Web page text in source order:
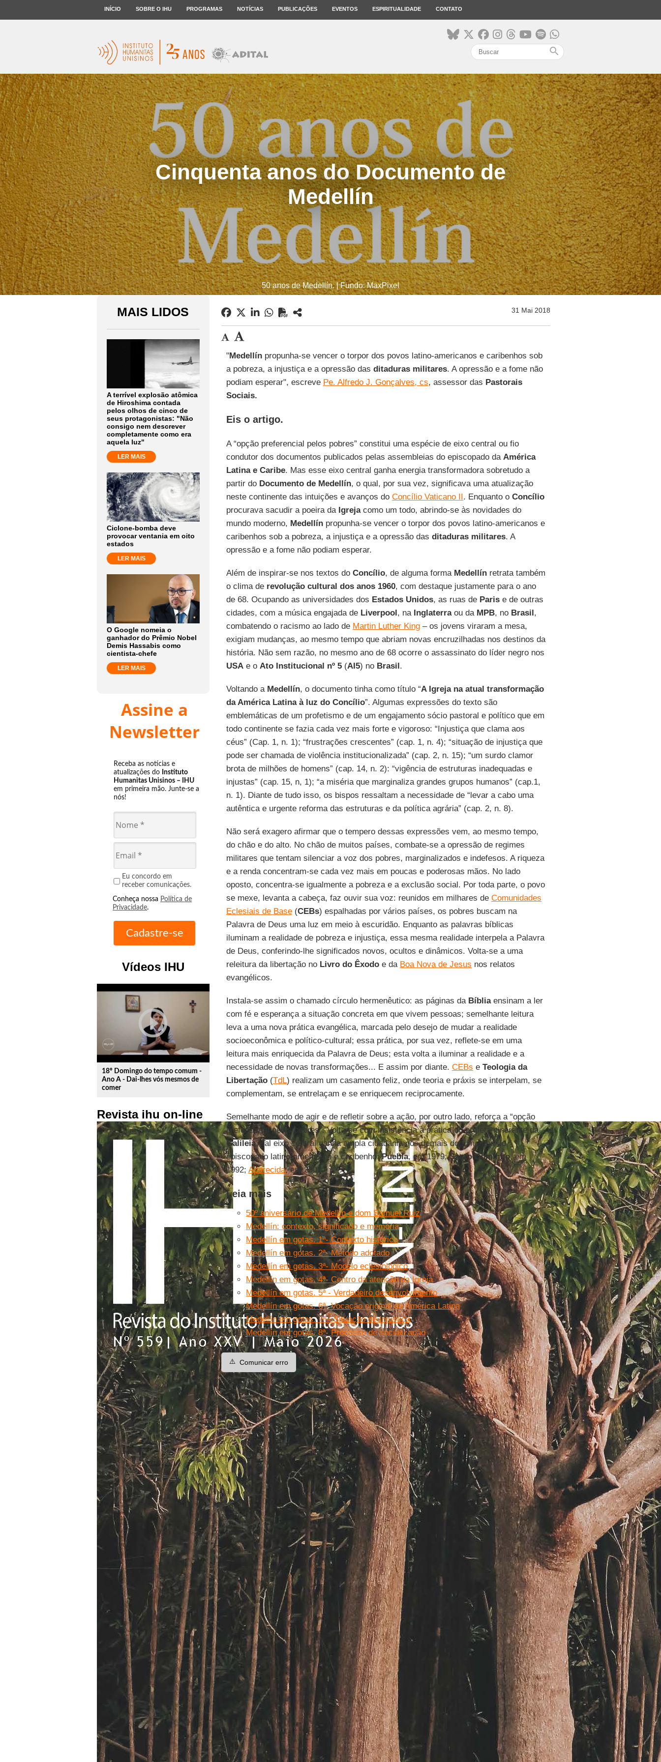
INÍCIO SOBRE O IHU PROGRAMAS NOTÍCIAS PUBLICAÇÕES EVENTOS ESPIRITUALIDADE CONTATO
search
Cinquenta anos do Documento de
Medellín
50 anos de Medellín. | Fundo: MaxPixel
MAIS LIDOS
A terrível explosão atômica
de Hiroshima contada
pelos olhos de cinco de
seus protagonistas: "Não
consigo nem descrever
completamente como era
aquela luz"
LER MAIS
Ciclone-bomba deve
provocar ventania em oito
estados
LER MAIS
O Google nomeia o
ganhador do Prêmio Nobel
Demis Hassabis como
cientista-chefe
LER MAIS
Assine a
Newsletter
Receba as notícias e
atualizações do Instituto
Humanitas Unisinos – IHU
em primeira mão. Junte-se a
nós!
Eu concordo em
receber comunicações.
Conheça nossa Política de
Privacidade.
Vídeos IHU
play_circle_outline
18º Domingo do tempo comum -
Ano A - Dai-lhes vós mesmos de
comer
Revista ihu on-line
31 Mai 2018
"Medellínpropunha-se vencer o torpor dos povos latino-americanos e caribenhos sob
a pobreza, a injustiça e a opressão das ditaduras militares. A opressão e a fome não
podiam esperar", escreve Pe. Alfredo J. Gonçalves, cs, assessor das Pastorais
Sociais.
Eis o artigo.
A “opção preferencial pelos pobres” constitui uma espécie de eixo central ou fio
condutor dos documentos publicados pelas assembleias do episcopado da América
Latina e Caribe. Mas esse eixo central ganha energia transformadora sobretudo a
partir do Documento de Medellín, o qual, por sua vez, significava uma atualização
neste continente das intuições e avanços do Concílio Vaticano II. Enquanto o Concílio
procurava sacudir a poeira da Igrejacomo um todo, abrindo-se às novidades do
mundo moderno, Medellínpropunha-se vencer o torpor dos povos latino-americanos e
caribenhos sob a pobreza, a injustiça e a opressão das ditaduras militares. A
opressão e a fome não podiam esperar.
Além de inspirar-se nos textos do Concílio, de alguma forma Medellínretrata também
o clima de revolução cultural dos anos 1960, com destaque justamente para o ano
de 68. Ocupando as universidades dos Estados Unidos, as ruas de Parise de outras
cidades, com a música engajada de Liverpool, na Inglaterraou da MPB, no Brasil,
combatendo o racismo ao lado de Martin Luther King– os jovens viraram a mesa,
exigiam mudanças, ao mesmo tempo que abriam novas encruzilhadas nos destinos da
história. Não sem razão, no mesmo ano de 68 ocorre o assassinato do líder negro nos
USAe o Ato Institucional nº 5(AI5) no Brasil.
Voltando a Medellín, o documento tinha como título “A Igreja na atual transformação
da América Latina à luz do Concílio”. Algumas expressões do texto são
emblemáticas de um profetismo e de um engajamento sócio pastoral e político que em
todo continente se fazia cada vez mais forte e vigoroso: “Injustiça que clama aos
céus” (Cap. 1, n. 1); “frustrações crescentes” (cap. 1, n. 4); “situação de injustiça que
pode ser chamada de violência institucionalizada” (cap. 2, n. 15); “um surdo clamor
brota de milhões de homens” (cap. 14, n. 2): “vigência de estruturas inadequadas e
injustas” (cap. 15, n, 1); “a miséria que marginaliza grandes grupos humanos” (cap.1,
n. 1). Diante de tudo isso, os bispos ressaltam a necessidade de “levar a cabo uma
autêntica e urgente reforma das estruturas e da política agrária” (cap. 2, n. 8).
Não será exagero afirmar que o tempero dessas expressões vem, ao mesmo tempo,
do chão e do alto. No chão de muitos países, combate-se a opressão de regimes
militares que tentam silenciar a voz dos pobres, marginalizados e indefesos. A riqueza
e a renda concentram-se cada vez mais em poucas e poderosas mãos. No lado
oposto, concentra-se igualmente a pobreza e a exclusão social. Por toda parte, o povo
se mexe, levanta a cabeça, faz ouvir sua voz: reunidos em milhares de Comunidades
Eclesiais de Base(CEBs) espalhadas por vários países, os pobres buscam na
Palavra de Deus uma luz em meio à escuridão. Enquanto as palavras bíblicas
iluminam a realidade de pobreza e injustiça, essa mesma realidade interpela a Palavra
de Deus, conferindo-lhe significados novos, ocultos e dinâmicos. Volta-se a uma
releitura da libertação no Livro do Êxodoe da Boa Nova de Jesus nos relatos
evangélicos.
Instala-se assim o chamado círculo hermenêutico: as páginas da Bíbliaensinam a ler
com fé e esperança a situação concreta em que vivem pessoas; semelhante leitura
leva a uma nova prática evangélica, marcada pelo desejo de mudar a realidade
socioeconômica e político-cultural; essa prática, por sua vez, reflete-se em uma
leitura mais enriquecida da Palavra de Deus; esta volta a iluminar a realidade e a
necessidade de novas transformações... E assim por diante. CEBs e Teologia da
Libertação(TdL) realizam um casamento feliz, onde teoria e práxis se interpelam, se
complementam, se entrelaçam e se enriquecem reciprocamente.
Semelhante modo de agir e de refletir sobre a ação, por outro lado, reforça a “opção
preferencial pelos pobres”. Volta-se com insistência à prática do profeta itinerante da
Galileia. Tal eixo central ganha ampla cidadania nos demais documentos do
episcopado latino-americano e caribenho:Puebla, em 1979;Santo Domingo, em
1992; Aparecida, em 2007.
Leia mais
50º aniversário de Medellín e dom Samuel Ruiz
Medellín: contexto, significado e memória
Medellín em gotas. 1ª- Contexto histórico
Medellín em gotas. 2ª- Método adotado
Medellín em gotas. 3ª- Modelo eclesiológico
Medellín em gotas. 4ª- Centro da atenção da Igreja
Medellín em gotas. 5ª - Verdadeiro desenvolvimento
Medellín em gotas. 6ª- Vocação original da América Latina
Medellín em gotas. 7ª - Situação de Injustiça
Medellín em gotas. 8ª- Processo de socialização
⚠️ Comunicar erro